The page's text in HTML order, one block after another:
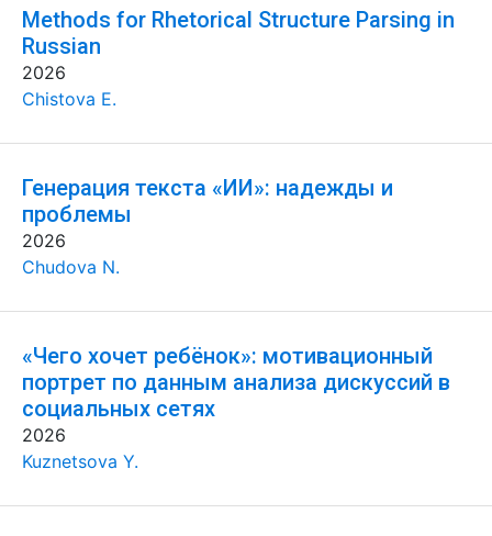
Methods for Rhetorical Structure Parsing in
Russian
2026
Chistova E.
Генерация текста «ИИ»: надежды и
проблемы
2026
Chudova N.
«Чего хочет ребёнок»: мотивационный
портрет по данным анализа дискуссий в
социальных сетях
2026
Kuznetsova Y.